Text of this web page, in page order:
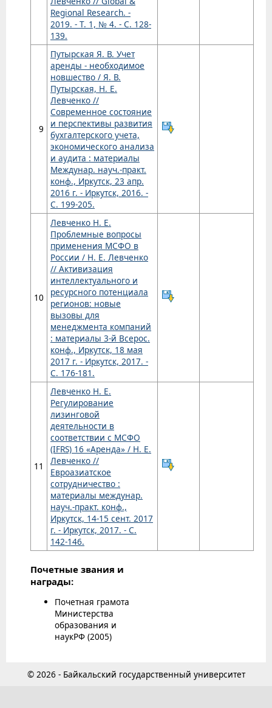
Regional Research. -
2019. - Т. 1, № 4. - С. 128-
139.
9
Путырская Я. В. Учет
аренды - необходимое
новшество / Я. В.
Путырская, Н. Е.
Левченко //
Современное состояние
и перспективы развития
бухгалтерского учета,
экономического анализа
и аудита : материалы
Междунар. науч.-практ.
конф., Иркутск, 23 апр.
2016 г. - Иркутск, 2016. -
С. 199-205.
10
Левченко Н. Е.
Проблемные вопросы
применения МСФО в
России / Н. Е. Левченко
// Активизация
интеллектуального и
ресурсного потенциала
регионов: новые
вызовы для
менеджмента компаний
: материалы 3-й Всерос.
конф., Иркутск, 18 мая
2017 г. - Иркутск, 2017. -
С. 176-181.
11
Левченко Н. Е.
Регулирование
лизинговой
деятельности в
соответствии с МСФО
(IFRS) 16 «Аренда» / Н. Е.
Левченко //
Евроазиатское
сотрудничество :
материалы междунар.
науч.-практ. конф.,
Иркутск, 14-15 сент. 2017
г. - Иркутск, 2017. - С.
142-146.
Почетные звания и
награды:
Почетная грамота
Министерства
образования и
наукРФ (2005)
© 2026 - Байкальский государственный университет